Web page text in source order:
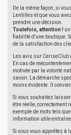
De la même façon, si
Lentilles et que vous
prendre une décision.
Toutefois, attention !
fiabilité d'une boutique.
de la satisfaction des
Les avis sur
En cas de
motivée par la volonté
savoir. La démarche
moins évidente. Il
Si vous souhaitez
être réelle,
exemple de mots tels que
information utile
Si vous vous apprêtez à